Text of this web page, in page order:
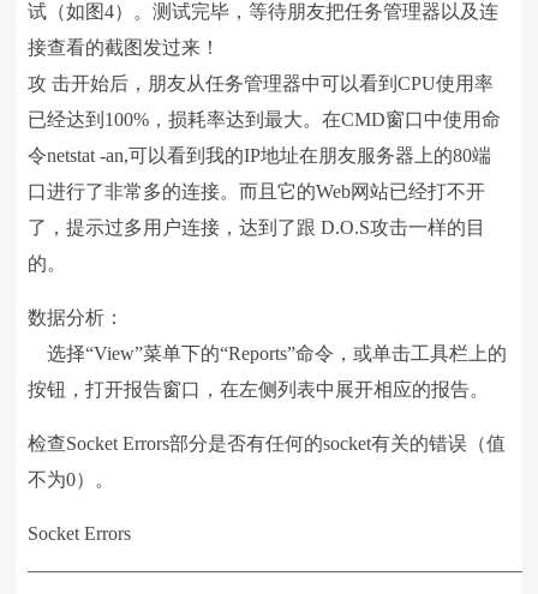
试（如图4）。测试完毕，等待朋友把任务管理器以及连
接查看的截图发过来！
攻 击开始后，朋友从任务管理器中可以看到CPU使用率
已经达到100%，损耗率达到最大。在CMD窗口中使用命
令netstat -an,可以看到我的IP地址在朋友服务器上的80端
口进行了非常多的连接。而且它的Web网站已经打不开
了，提示过多用户连接，达到了跟 D.O.S攻击一样的目
的。
数据分析：
选择“View”菜单下的“Reports”命令，或单击工具栏上的
按钮，打开报告窗口，在左侧列表中展开相应的报告。
检查Socket Errors部分是否有任何的socket有关的错误（值
不为0）。
Socket Errors
——————————————————————————–